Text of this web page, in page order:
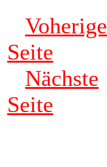
Voherige
Seite
Nächste
Seite